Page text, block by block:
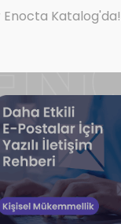
Enocta Katalog'da!